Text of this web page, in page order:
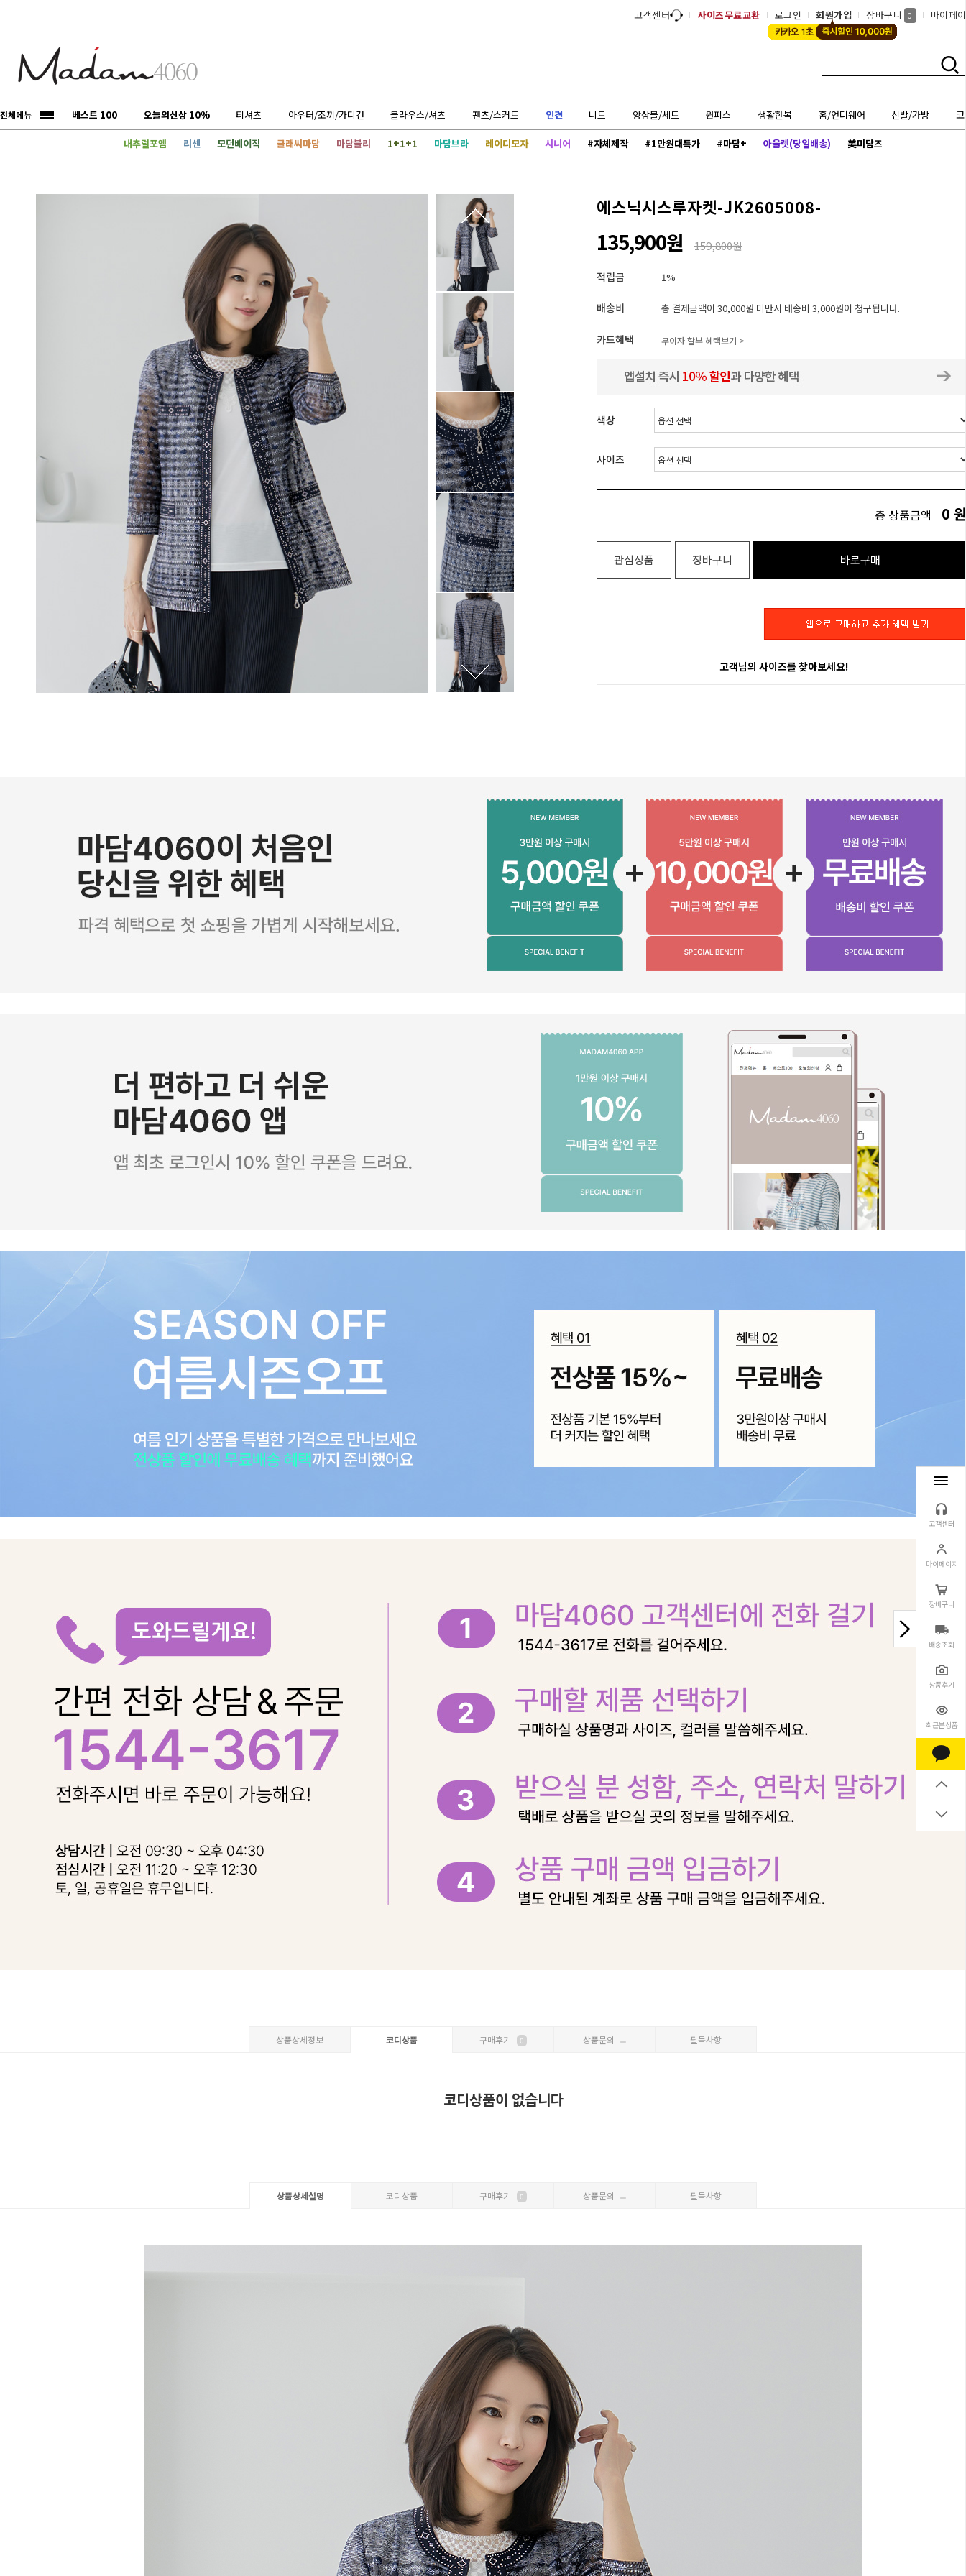
고객센터
마이페이지
장바구니
배송조회
상품후기
최근본상품
고객센터 사이즈무료교환 로그인 회원가입 장바구니 0 마이페
전체메뉴 베스트 100 오늘의신상 10% 티셔츠 아우터/조끼/가디건 블라우스/셔츠 팬츠/스커트 인견 니트 앙상블/세트 원피스 생활한복 홈/언더웨어 신발/가방
내추럴포엠 리센 모던베이직 클래씨마담 마담블리 1+1+1 마담브라 레이디모자 시니어 #자체제작 #1만원대특가 #마담+ 아울렛(당일배송) 美미담즈
에스닉시스루자켓-JK2605008-
135,900원 159,800원
적립금 1%
배송비 총 결제금액이 30,000원 미만시 배송비 3,000원이 청구됩니다.
카드혜택 무이자 할부 혜택보기 >
색상
사이즈
총 상품금액 0 원
관심상품 장바구니 바로구매
고객님의 사이즈를 찾아보세요!
상품상세정보 코디상품 구매후기 0 상품문의 필독사항
코디상품이 없습니다
상품상세설명 코디상품 구매후기 0 상품문의 필독사항